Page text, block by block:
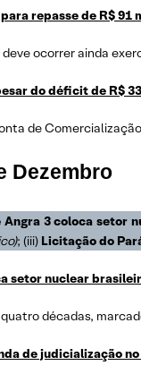
repasse de R$ 91
deve ocorrer ainda
do déficit de R$
de
Dezembro
Angra 3 coloca setor
; (iii) Licitação do
setor nuclear
décadas,
de judicialização